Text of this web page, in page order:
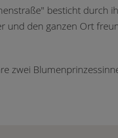
besticht durch
und den ganzen Ort
zwei